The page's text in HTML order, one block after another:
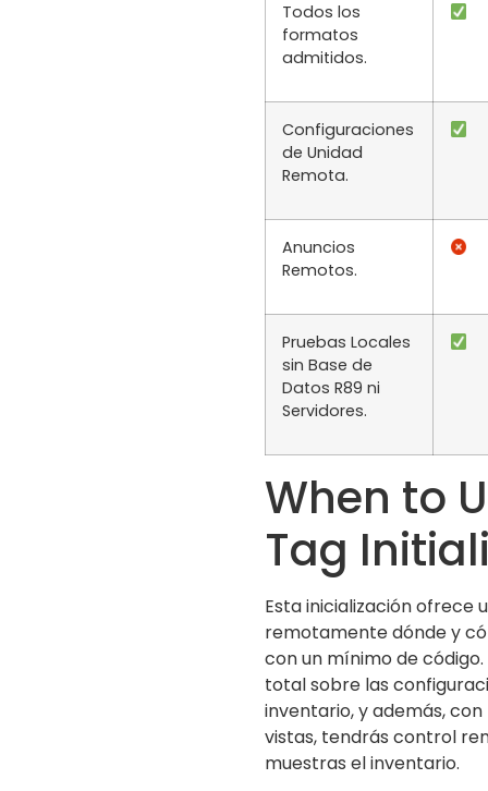
Todos los
formatos
admitidos.
Configuraciones
de Unidad
Remota.
Anuncios
Remotos.
Pruebas Locales
sin Base de
Datos R89 ni
Servidores.
When to
Tag
Esta inicialización ofrece
remotamente dónde y
con un mínimo de
total sobre las
inventario, y además,
vistas, tendrás control
muestras el inventario.